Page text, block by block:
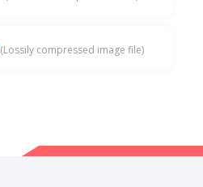
(Lossily compressed image file)